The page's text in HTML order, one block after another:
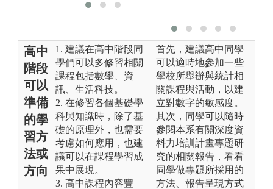
高中
階段
可以
準備
的學
習方
法或
方向
1. 建議在高中階段同
學們可以多修習相關
課程包括數學、資
訊、生活科技。
2. 在修習各個基礎學
科與知識時，除了基
礎的原理外，也需要
考慮如何應用，也建
議可以在課程學習成
果中展現。
3. 高中課程內容豐
首先，建議高中同學
可以適時地參加一些
學校所舉辦與統計相
關課程與活動，以建
立對數字的敏感度。
其次，同學可以隨時
參閱本系有關深度資
料力培訓計畫專題研
究的相關報告，看看
同學做專題所採用的
方法、報告呈現方式